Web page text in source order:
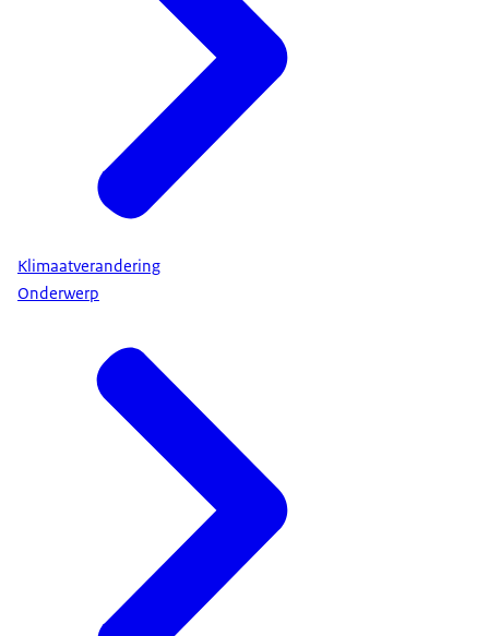
Klimaatverandering
Onderwerp